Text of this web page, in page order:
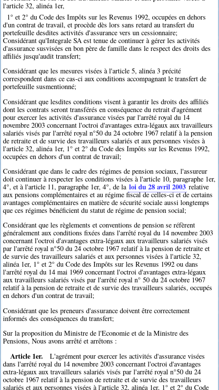
l'article 32, alinéa 1er,
1° et 2° du Code des Impôts sur les Revenus 1992, occupées en dehors
d'un contrat de travail, et procède dès lors sans retard au transfert du
portefeuille desdites activités d'assurance vers un cessionnaire;
Considérant qu'Integrale SA est tenue de continuer à gérer les activités
d'assurance susvisées en bon père de famille dans le respect des droits des
affiliés jusqu'audit transfert;
Considérant que les mesures visées à l'article 5, alinéa 3 précité
correspondent dans ce cas-ci aux conditions accompagnant le transfert de
portefeuille susmentionné;
Considérant que lesdites conditions visent à garantir les droits des affiliés
dont les contrats seront transférés en conséquence du retrait d'agrément
pour exercer les activités d'assurance visées par l'arrêté royal du 14
novembre 2003 concernant l'octroi d'avantages extra-légaux aux travailleurs
salariés visés par l'arrêté royal n°50 du 24 octobre 1967 relatif à la pension
de retraite et de survie des travailleurs salariés et aux personnes visées à
l'article 32, alinéa 1er, 1° et 2° du Code des Impôts sur les Revenus 1992,
occupées en dehors d'un contrat de travail;
Considérant que dans le cadre des régimes de pension sociaux, l'assureur
doit continuer à respecter les conditions visées à l'article 10, paragraphe 1er,
4°, et à l'article 11, paragraphe 1er, 4°, de la loi du 28 avril 2003 relative
aux pensions complémentaires et au régime fiscal de celles-ci et de certains
avantages complémentaires en matière de sécurité sociale aussi longtemps
que ces régimes bénéficient du statut de régime de pension social;
Considérant que les règlements et conventions de pension se réfèrent
généralement aux conditions fixées dans l'arrêté royal du 14 novembre 2003
concernant l'octroi d'avantages extra-légaux aux travailleurs salariés visés
par l'arrêté royal n°50 du 24 octobre 1967 relatif à la pension de retraite et
de survie des travailleurs salariés et aux personnes visées à l'article 32,
alinéa 1er, 1° et 2° du Code des Impôts sur les Revenus 1992 ou dans
l'arrêté royal du 14 mai 1969 concernant l'octroi d'avantages extra-légaux
aux travailleurs salariés visés par l'arrêté royal n° 50 du 24 octobre 1967
relatif à la pension de retraite et de survie des travailleurs salariés, occupés
en dehors d'un contrat de travail;
Considérant que les preneurs d'assurance doivent être correctement
informés des conséquences du transfert;
Sur la proposition du Ministre de l'Economie et de la Ministre des
Pensions, Nous avons arrêté et arrêtons :
Article 1er.
L'agrément pour exercer les activités d'assurance visées
dans l'arrêté royal du 14 novembre 2003 concernant l'octroi d'avantages
extra-légaux aux travailleurs salariés visés par l'arrêté royal n°50 du 24
octobre 1967 relatif à la pension de retraite et de survie des travailleurs
salariés et aux personnes visées à l'article 32, alinéa 1er, 1° et 2° du Code